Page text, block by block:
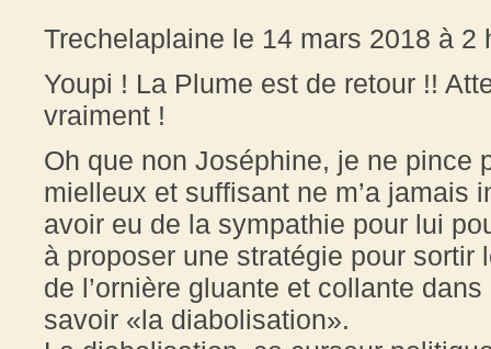
Trechelaplaine le 14 mars 2018 à 2
Youpi ! La Plume est de retour !!
vraiment !
Oh que non Joséphine, je ne pince
mielleux et suffisant ne m’a jamais
avoir eu de la sympathie pour lui
à proposer une stratégie pour
de l’ornière gluante et collante
savoir «la diabolisation».